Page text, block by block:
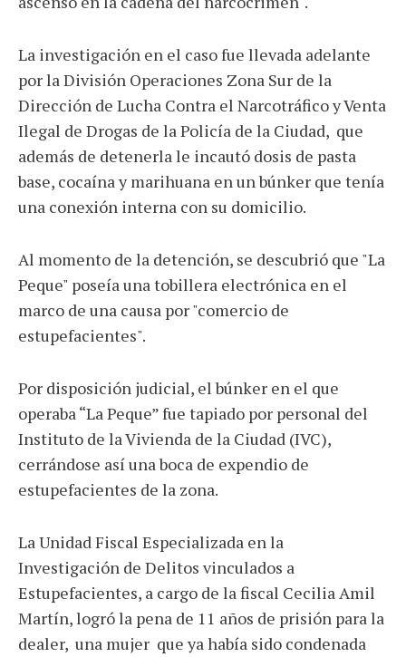
La investigación en el caso fue llevada adelante
por la División Operaciones Zona Sur de la
Dirección de Lucha Contra el Narcotráfico y Venta
Ilegal de Drogas de la Policía de la Ciudad, que
además de detenerla le incautó dosis de pasta
base, cocaína y marihuana en un búnker que tenía
una conexión interna con su domicilio.
Al momento de la detención, se descubrió que "La
Peque" poseía una tobillera electrónica en el
marco de una causa por "comercio de
estupefacientes".
Por disposición judicial, el búnker en el que
operaba “La Peque” fue tapiado por personal del
Instituto de la Vivienda de la Ciudad (IVC),
cerrándose así una boca de expendio de
estupefacientes de la zona.
La Unidad Fiscal Especializada en la
Investigación de Delitos vinculados a
Estupefacientes, a cargo de la fiscal Cecilia Amil
Martín, logró la pena de 11 años de prisión para la
dealer, una mujer que ya había sido condenada